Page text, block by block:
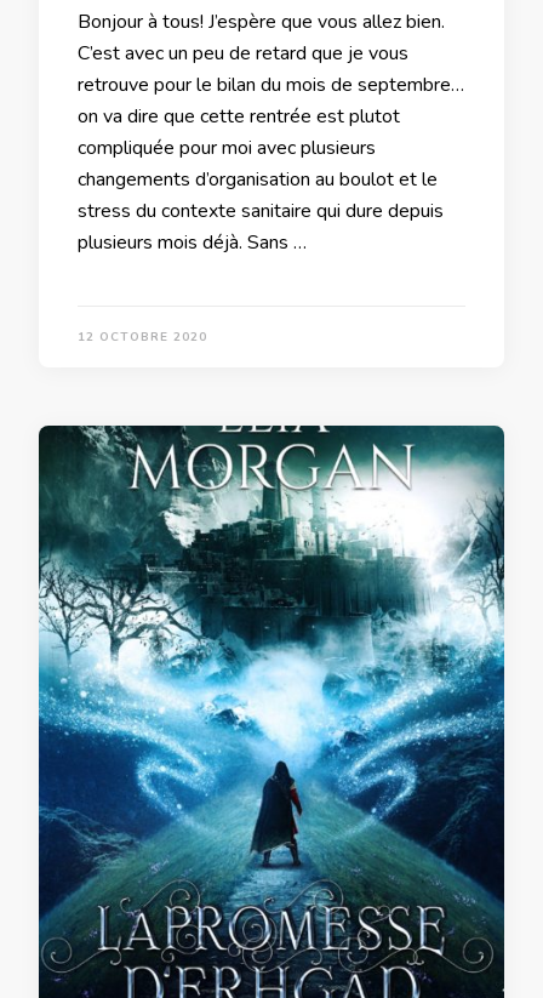
Bonjour à tous! J’espère que vous allez bien.
C’est avec un peu de retard que je vous
retrouve pour le bilan du mois de septembre…
on va dire que cette rentrée est plutot
compliquée pour moi avec plusieurs
changements d’organisation au boulot et le
stress du contexte sanitaire qui dure depuis
plusieurs mois déjà. Sans …
12 OCTOBRE 2020